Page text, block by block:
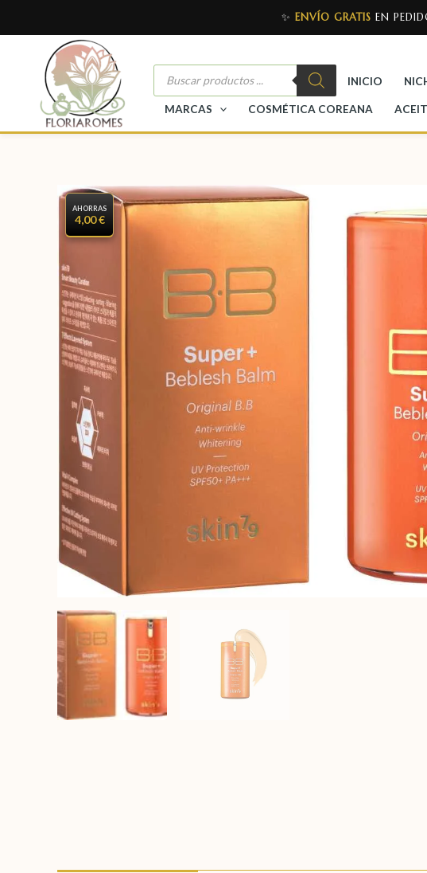
✨ ENVÍO GRATIS EN
INICIO
MARCAS COSMÉTICA COREANA
AHORRAS
4,00 €